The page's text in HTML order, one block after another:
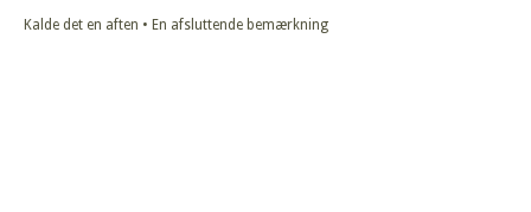
Kalde det en aften • En afsluttende bemærkning